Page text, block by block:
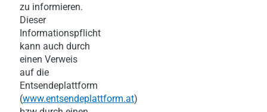
zu informieren.
Dieser
Informationspflicht
kann auch durch
einen Verweis
auf die
Entsendeplattform
(www.entsendeplattform.at)